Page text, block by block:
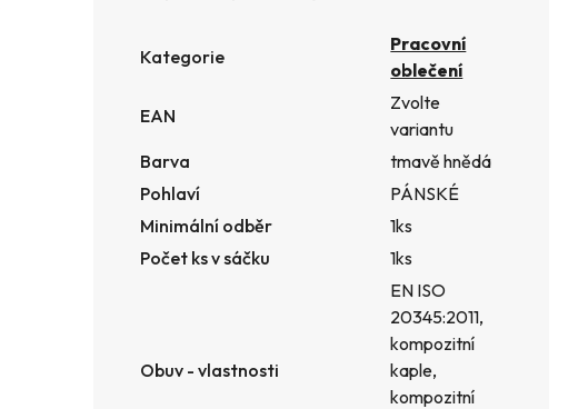
Kategorie
Pracovní
oblečení
EAN
Zvolte
variantu
Barva
tmavě hnědá
Pohlaví
PÁNSKÉ
Minimální odběr
1ks
Počet ks v sáčku
1ks
Obuv - vlastnosti
EN ISO
20345:2011,
kompozitní
kaple,
kompozitní